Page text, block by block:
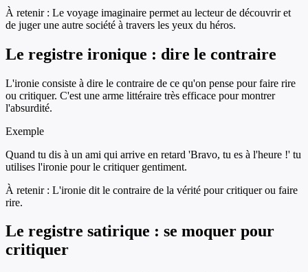
À retenir : Le voyage imaginaire permet au lecteur de découvrir et
de juger une autre société à travers les yeux du héros.
Le registre ironique : dire le contraire
L'ironie consiste à dire le contraire de ce qu'on pense pour faire rire
ou critiquer. C'est une arme littéraire très efficace pour montrer
l'absurdité.
Exemple
Quand tu dis à un ami qui arrive en retard 'Bravo, tu es à l'heure !' tu
utilises l'ironie pour le critiquer gentiment.
À retenir : L'ironie dit le contraire de la vérité pour critiquer ou faire
rire.
Le registre satirique : se moquer pour
critiquer